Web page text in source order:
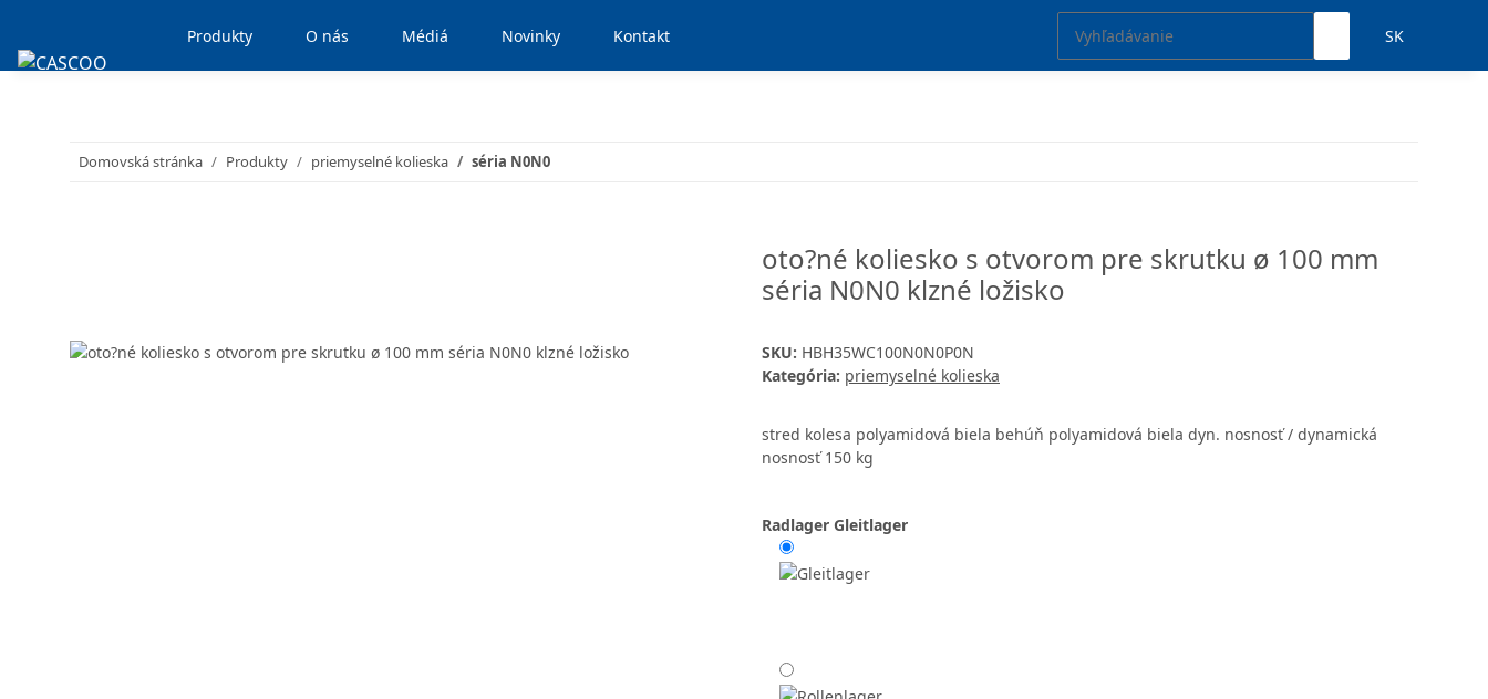
SK
Produkty O nás Médiá Novinky Kontakt
Domovská stránka Produkty priemyselné kolieska séria N0N0
oto?né koliesko s otvorom pre skrutku ø 100 mm
séria N0N0 klzné ložisko
SKU: HBH35WC100N0N0P0N
Kategória: priemyselné kolieska
stred kolesa polyamidová biela behúň polyamidová biela dyn. nosnosť / dynamická
nosnosť 150 kg
Radlager Gleitlager